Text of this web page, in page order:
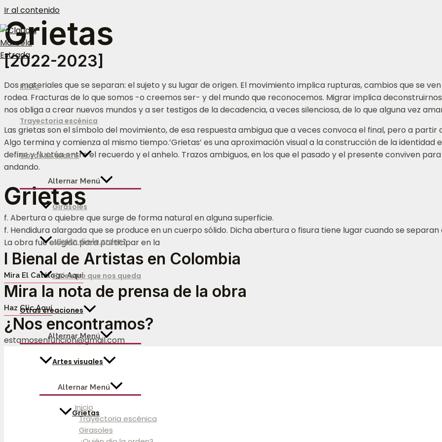
Ir al contenido
Inicio
Trayectoria escénica
Obras de teatro
Alternar Menú
Girasoles
¿Quién dio la orden?
El tiempo que nos queda
Otras creaciones
Alternar Menú
Artes visuales
Alternar Menú
Grietas
Grietas
[2022-2023]
Dos materiales que se separan: el sujeto y su lugar de origen. El movimiento implica rupturas, cambios que se
rodea. Fracturas de lo que somos -o creemos ser- y del mundo que reconocemos. Migrar implica
nos obliga a crear nuevos mundos y a ser testigos de la decadencia, a veces silenciosa, de lo que alguna vez
Las grietas son el símbolo del movimiento, de esa respuesta ambigua que a veces convoca el final, pero a
Algo termina y comienza al mismo tiempo.’Grietas’ es una aproximación visual a la construcción de la
define y fluctúa entre el recuerdo y el anhelo. Trazos ambiguos, en los que el pasado y el presente conviven
andando.
Grietas
f. Abertura o quiebre que surge de forma natural en alguna superficie.
f. Hendidura alargada que se produce en un cuerpo sólido. Dicha abertura o fisura tiene lugar cuando se
La obra fue elegida para participar en la
I Bienal de Artistas en Colombia
Mira El Catálogo Aquí
Mira la nota de prensa de la obra
Haz Clic Aquí
¿Nos encontramos?
estamosenfuncion@gmail.com
Inicio
Trayectoria escénica
Girasoles